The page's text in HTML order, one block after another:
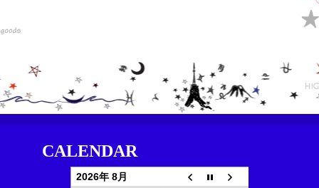
CALENDAR
2026年 8月